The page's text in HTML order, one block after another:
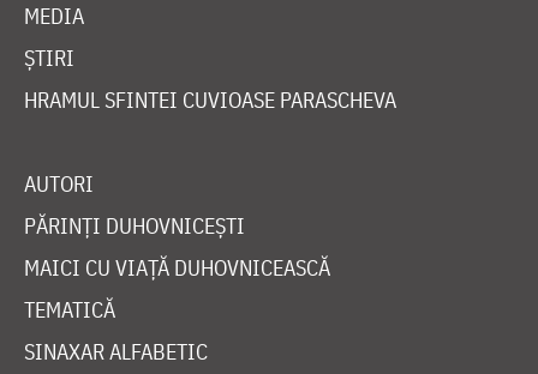
MEDIA
ȘTIRI
HRAMUL SFINTEI CUVIOASE PARASCHEVA
AUTORI
PĂRINȚI DUHOVNICEȘTI
MAICI CU VIAȚĂ DUHOVNICEASCĂ
TEMATICĂ
SINAXAR ALFABETIC